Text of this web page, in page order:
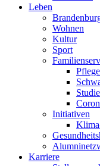
Leben
Wohnen
Kultur
Sport
Initiativen
Karriere